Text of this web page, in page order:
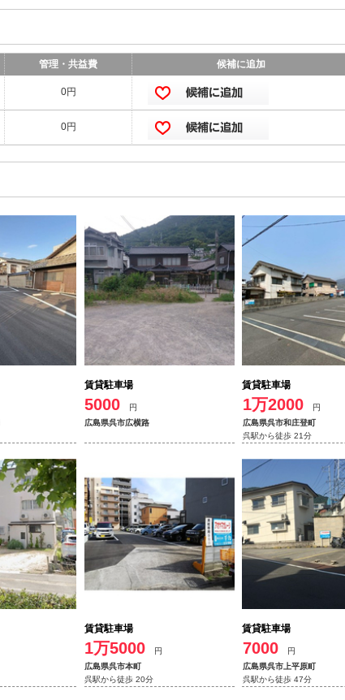
管理・共益費 候補に追加
0円
0円
賃貸駐車場
5000
円
広島県呉市広横路
賃貸駐車場
1万2000
円
広島県呉市和庄登町
呉駅から徒歩 21分
賃貸駐車場
1万5000
円
広島県呉市本町
呉駅から徒歩 20分
賃貸駐車場
7000
円
広島県呉市上平原町
呉駅から徒歩 47分